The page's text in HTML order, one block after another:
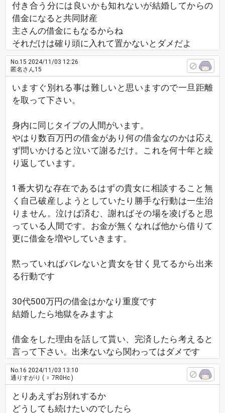
付き合う分には良いかも知れないが結婚してからの
借金になると共同財産
主さんの借金にもなるからね
それだけは確り頭に入れて置かないとダメだよ
No.15 2024/11/03 12:26
匿名さん15
いますぐ別れる事は難しいと思いますので一旦距離
を取って下さい。
身内に同じタイプの人間がいます。
やはり数百万円の借金があり何の借金なのかは応え
ず問いかけると泣いて謝るだけ。これを何十年と繰
り返しています。
1番大切な存在であるはずの貴女に相談すること無
く自己破産しようとしていたり勝手な行動は一生治
りません。泣けば済む、謝ればその場を凌げると思
っている人間です。お金が無くなれば他から借りて
更に借金を増やしていきます。
黙っていればバレないと貴女を甘く見てるから出来
る行動です
30代500万円の借金はかなり重度です
結婚したら地獄をみますよ
借金をした理由を話して貰い、完済したら考えると
言って下さい。出来ないなら関わってはダメです
No.16 2024/11/03 13:10
通りすがり ( ♀ 7R0Hc )
とりあえずお別れするか
どうしても続けたいのでしたら